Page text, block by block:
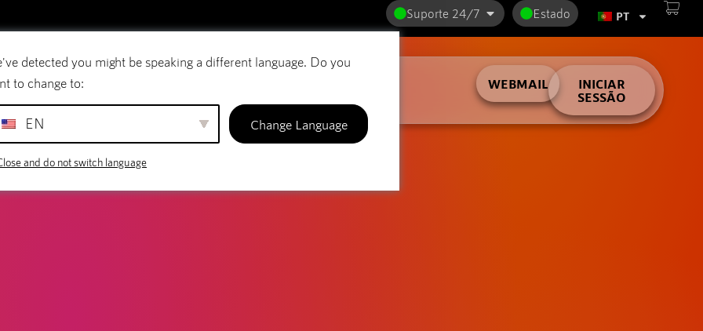
Suporte 24/7 Estado PT
eletrónico Nomes de domínio SiteBuilder
WEBMAIL
INICIAR
SESSÃO
detected you might be speaking a different language. Do you
to change to:
EN Change Language
and do not switch language